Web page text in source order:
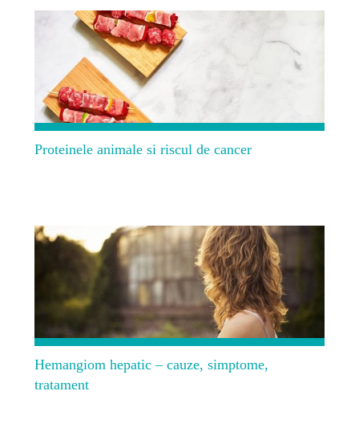
Proteinele animale si riscul de cancer
Hemangiom hepatic – cauze, simptome,
tratament